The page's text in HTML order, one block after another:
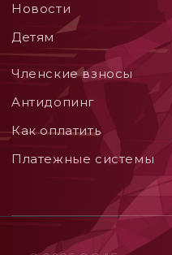
Новости
Детям
Членские взносы
Aнтидопинг
Как оплатить
Платежные системы